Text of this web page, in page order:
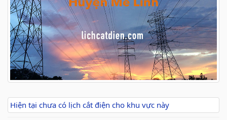
Hiện tại chưa có lịch cắt điện cho khu vực này